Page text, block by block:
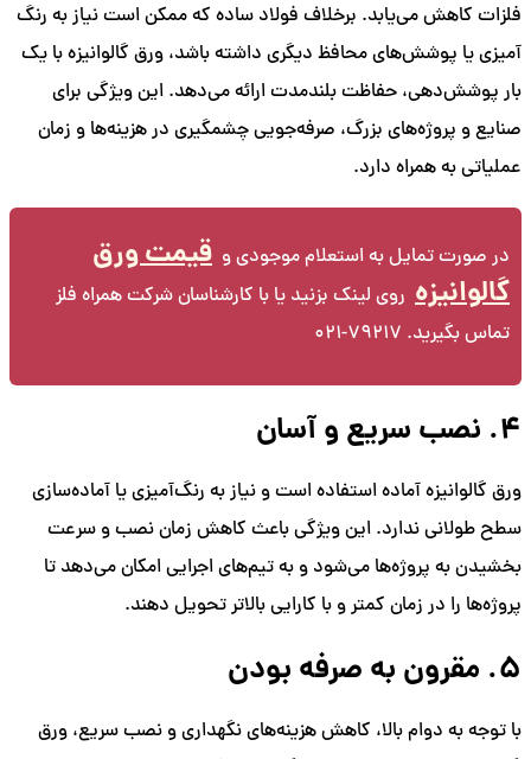
فلزات کاهش می‌یابد. برخلاف فولاد ساده که ممکن است نیاز به رنگ
آمیزی یا پوشش‌های محافظ دیگری داشته باشد، ورق گالوانیزه با یک
بار پوشش‌دهی، حفاظت بلندمدت ارائه می‌دهد. این ویژگی برای
صنایع و پروژه‌های بزرگ، صرفه‌جویی چشمگیری در هزینه‌ها و زمان
عملیاتی به همراه دارد.
در صورت تمایل به استعلام موجودی و قیمت ورق
گالوانیزه روی لینک بزنید یا با کارشناسان شرکت همراه فلز
تماس بگیرید. 79217-021
4. نصب سریع و آسان
ورق گالوانیزه آماده استفاده است و نیاز به رنگ‌آمیزی یا آماده‌سازی
سطح طولانی ندارد. این ویژگی باعث کاهش زمان نصب و سرعت
بخشیدن به پروژه‌ها می‌شود و به تیم‌های اجرایی امکان می‌دهد تا
پروژه‌ها را در زمان کمتر و با کارایی بالاتر تحویل دهند.
5. مقرون به صرفه بودن
با توجه به دوام بالا، کاهش هزینه‌های نگهداری و نصب سریع، ورق